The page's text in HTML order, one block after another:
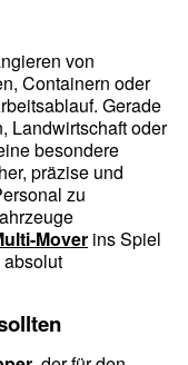
von
Containern oder
Gerade
Landwirtschaft oder
besondere
präzise und
zu
Mover ins Spiel